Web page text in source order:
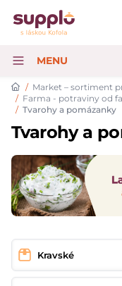
Logo
MENU
/ Market – sortiment
/ Farma - potraviny od
/ Tvarohy a pomázanky
Tvarohy a
Kravské